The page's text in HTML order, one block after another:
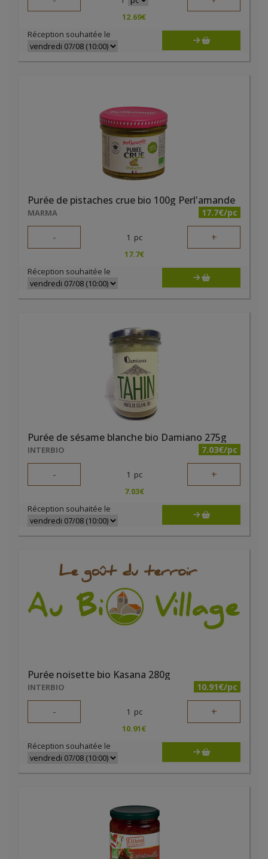
12.69€
Réception souhaitée le
Purée de pistaches crue bio 100g Perl'amande
MARMA 17.7€/pc
- 1 pc +
17.7€
Réception souhaitée le
Purée de sésame blanche bio Damiano 275g
INTERBIO 7.03€/pc
- 1 pc +
7.03€
Réception souhaitée le
Purée noisette bio Kasana 280g
INTERBIO 10.91€/pc
- 1 pc +
10.91€
Réception souhaitée le